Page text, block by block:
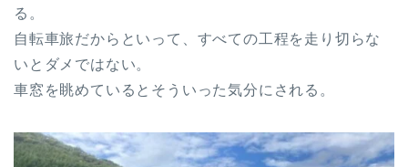
る。
自転車旅だからといって、すべての工程を走り切らな
いとダメではない。
車窓を眺めているとそういった気分にされる。